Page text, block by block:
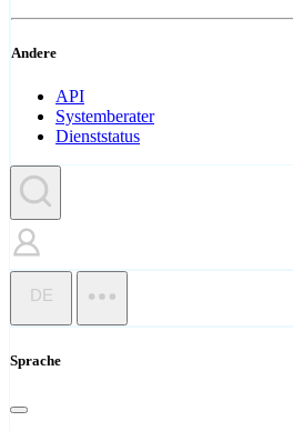
Andere
API
Systemberater
Dienststatus
DE
Sprache